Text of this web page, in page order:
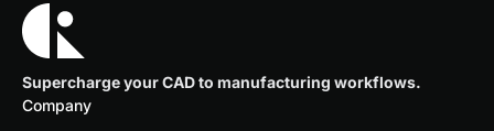
Supercharge your CAD to manufacturing workflows.
Company